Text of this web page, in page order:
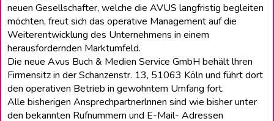
neuen Gesellschafter, welche die AVUS langfristig begleiten
möchten, freut sich das operative Management auf die
Weiterentwicklung des Unternehmens in einem
herausfordernden Marktumfeld.
Die neue Avus Buch & Medien Service GmbH behält lhren
Firmensitz in der Schanzenstr. 13, 51063 Köln und führt dort
den operativen Betrieb in gewohntem Umfang fort.
Alle bisherigen Ansprechpartnerlnnen sind wie bisher unter
den bekannten Rufnummern und E-Mail- Adressen